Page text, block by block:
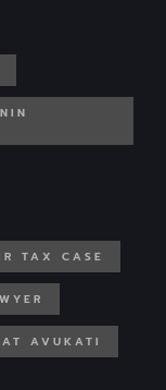
TAX CASE
AVUKATI